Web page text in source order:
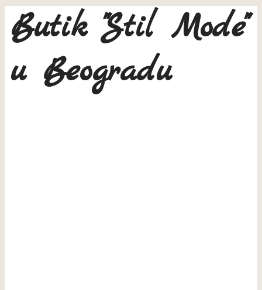
Butik "Stil Mode"
u Beogradu